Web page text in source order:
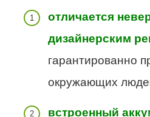
отличается
дизайнерским
гарантированно
окружающих
встроенный